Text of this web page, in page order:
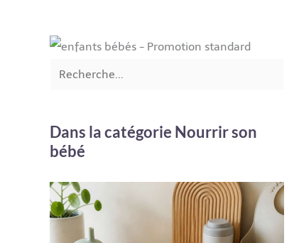
Dans la catégorie Nourrir son
bébé